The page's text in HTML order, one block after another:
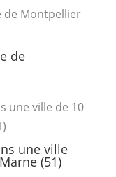
de
une ville
(51)